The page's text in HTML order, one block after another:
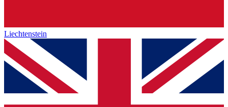
Liechtenstein